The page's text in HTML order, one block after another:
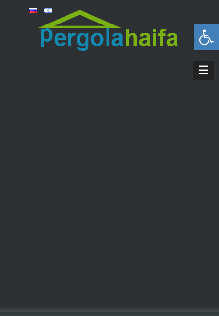
פתח סרגל נגישות
☰